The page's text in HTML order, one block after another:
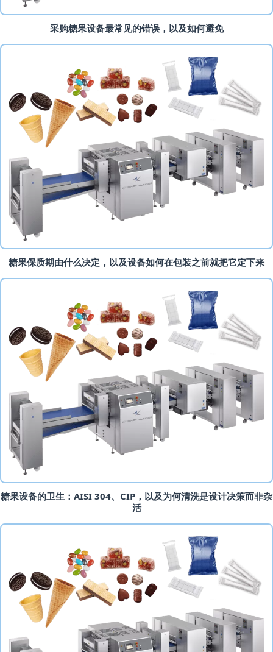
采购糖果设备最常见的错误，以及如何避免
糖果保质期由什么决定，以及设备如何在包装之前就把它定下来
糖果设备的卫生：AISI 304、CIP，以及为何清洗是设计决策而非杂
活